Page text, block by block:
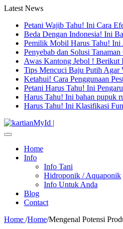
Latest News
Petani Wajib Tahu! Ini Cara
Beda Dengan Indonesia! Ini
Pemilik Mobil Harus Tahu!
Penyebab dan Solusi
Awas Kantong Jebol !
Tips Mencuci Baju Putih Agar
Ketahui! Cara Penggunaan
Petani Harus Tahu! Ini
Harus Tahu! Ini bahan pupuk
Harus Tahu! Ini Klasifikasi
Home
Info
Info Tani
Hidroponik / Aquaponik
Info Untuk Anda
Blog
Contact
Home /Home/Mengenal Potensi